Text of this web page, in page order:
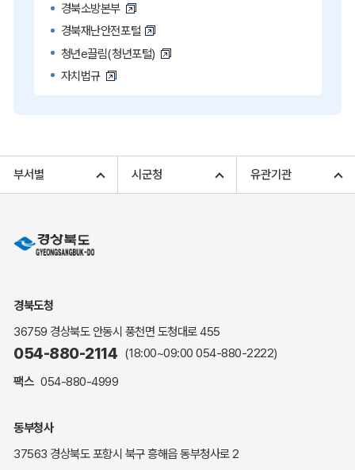
경북소방본부
경북재난안전포털
청년e끌림(청년포털)
자치법규
고향사랑기부 아너스 클럽
민원상담
민원안내
해명·설명자료
자주하는 질문
복지신문고
세입세출예산서
부서별 시군청 유관기관
경북도청
36759 경상북도 안동시 풍천면 도청대로 455
054-880-2114 (18:00~09:00 054-880-2222)
팩스 054-880-4999
동부청사
37563 경상북도 포항시 북구 흥해읍 동부청사로 2